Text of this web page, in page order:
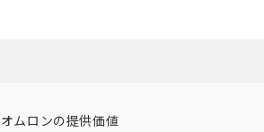
オムロンの提供価値